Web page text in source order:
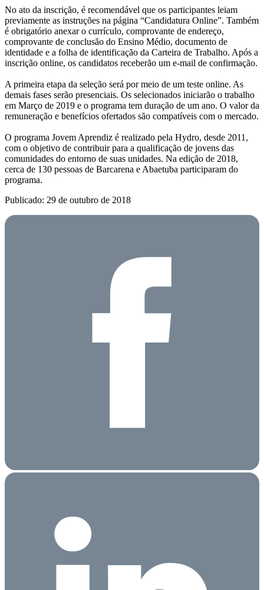
No ato da inscrição, é recomendável que os participantes leiam
previamente as instruções na página “Candidatura Online”. Também
é obrigatório anexar o currículo, comprovante de endereço,
comprovante de conclusão do Ensino Médio, documento de
identidade e a folha de identificação da Carteira de Trabalho. Após a
inscrição online, os candidatos receberão um e-mail de confirmação.
A primeira etapa da seleção será por meio de um teste online. As
demais fases serão presenciais. Os selecionados iniciarão o trabalho
em Março de 2019 e o programa tem duração de um ano. O valor da
remuneração e benefícios ofertados são compatíveis com o mercado.
O programa Jovem Aprendiz é realizado pela Hydro, desde 2011,
com o objetivo de contribuir para a qualificação de jovens das
comunidades do entorno de suas unidades. Na edição de 2018,
cerca de 130 pessoas de Barcarena e Abaetuba participaram do
programa.
Publicado: 29 de outubro de 2018